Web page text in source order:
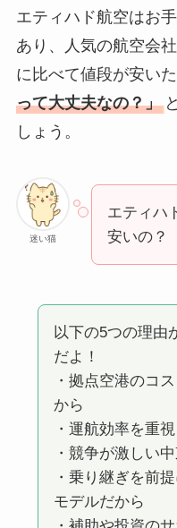
エティハド航空はお
あり、人気の航空会
に比べて値段が安いた
って大丈夫なの？」
しょう。
迷い猫
エティハ
安いの？
以下の5つの理由
だよ！
・拠点空港のコ
から
・運航効率を重
・競争が激しい
・乗り継ぎを前
モデルだから